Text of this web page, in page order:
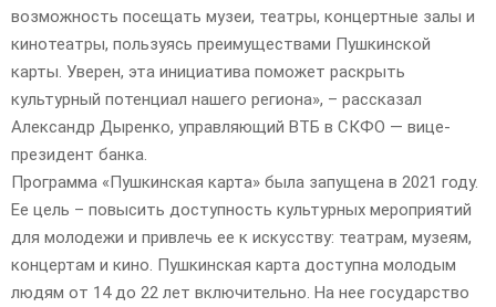
возможность посещать музеи, театры, концертные залы и
кинотеатры, пользуясь преимуществами Пушкинской
карты. Уверен, эта инициатива поможет раскрыть
культурный потенциал нашего региона», – рассказал
Александр Дыренко, управляющий ВТБ в СКФО — вице-
президент банка.
Программа «Пушкинская карта» была запущена в 2021 году.
Ее цель – повысить доступность культурных мероприятий
для молодежи и привлечь ее к искусству: театрам, музеям,
концертам и кино. Пушкинская карта доступна молодым
людям от 14 до 22 лет включительно. На нее государство